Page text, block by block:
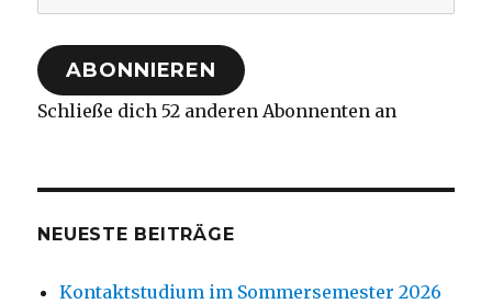
Mail-
Adresse
ABONNIEREN
Schließe dich 52 anderen Abonnenten an
NEUESTE BEITRÄGE
Kontaktstudium im Sommersemester 2026